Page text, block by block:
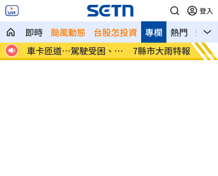
登入
即時 颱風動態 台股怎投資 熱門 影音
專欄
昏
7縣市大雨特報開轟 白海豚減慢、雨炸3
天
國道
醫